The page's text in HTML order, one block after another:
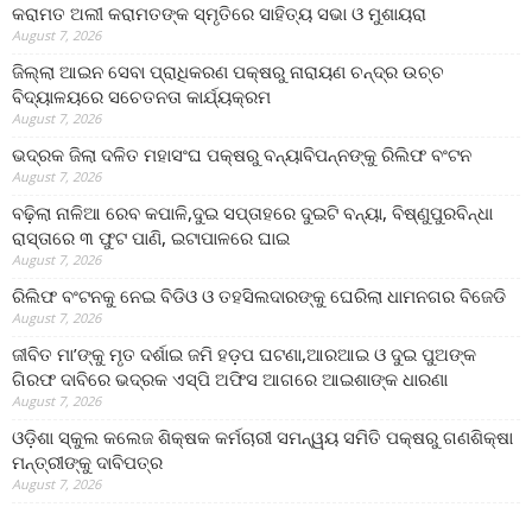
କରାମତ ଅଲୀ କରାମତଙ୍କ ସ୍ମୃତିରେ ସାହିତ୍ୟ ସଭା ଓ ମୁଶାୟରା
August 7, 2026
ଜିଲ୍ଲା ଆଇନ ସେବା ପ୍ରାଧିକରଣ ପକ୍ଷରୁ ନାରାୟଣ ଚନ୍ଦ୍ର ଉଚ୍ଚ
ବିଦ୍ୟାଳୟରେ ସଚେତନତା କାର୍ଯ୍ୟକ୍ରମ
August 7, 2026
ଭଦ୍ରକ ଜିଲା ଦଳିତ ମହାସଂଘ ପକ୍ଷରୁ ବନ୍ୟାବିପନ୍ନଙ୍କୁ ରିଲିଫ ବଂଟନ
August 7, 2026
ବଢ଼ିଲା ନାଳିଆ ରେବ କପାଳି,ଦୁଇ ସପ୍ତାହରେ ଦୁଇଟି ବନ୍ୟା, ବିଷ୍ଣୁପୁରବିନ୍ଧା
ରାସ୍ତାରେ ୩ ଫୁଟ ପାଣି, ଇଟାପାଳରେ ଘାଇ
August 7, 2026
ରିଲିଫ ବଂଟନକୁ ନେଇ ବିଡିଓ ଓ ତହସିଲଦାରଙ୍କୁ ଘେରିଲା ଧାମନଗର ବିଜେଡି
August 7, 2026
ଜୀବିତ ମା’ଙ୍କୁ ମୃତ ଦର୍ଶାଇ ଜମି ହଡ଼ପ ଘଟଣା,ଆରଆଇ ଓ ଦୁଇ ପୁଅଙ୍କ
ଗିରଫ ଦାବିରେ ଭଦ୍ରକ ଏସ୍‌ପି ଅଫିସ ଆଗରେ ଆଇଶାଙ୍କ ଧାରଣା
August 7, 2026
ଓଡ଼ିଶା ସ୍କୁଲ କଲେଜ ଶିକ୍ଷକ କର୍ମଚାରୀ ସମନ୍ୱୟ ସମିତି ପକ୍ଷରୁ ଗଣଶିକ୍ଷା
ମନ୍ତ୍ରୀଙ୍କୁ ଦାବିପତ୍ର
August 7, 2026